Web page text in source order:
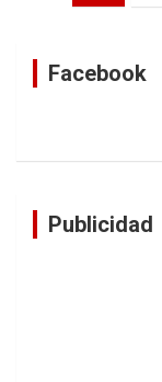
Facebook
Publicidad